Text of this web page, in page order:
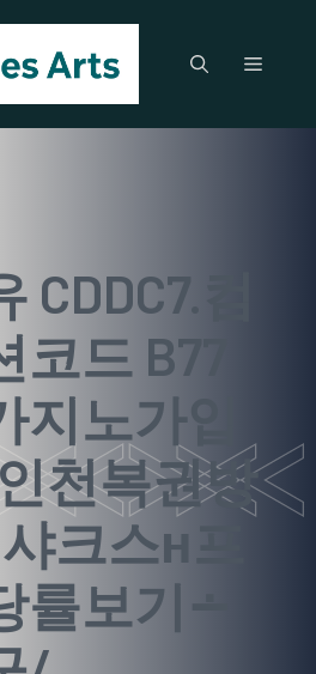
Menu
컴
드 B77
노가입
천복권방
크스ʜ프
률보기∸